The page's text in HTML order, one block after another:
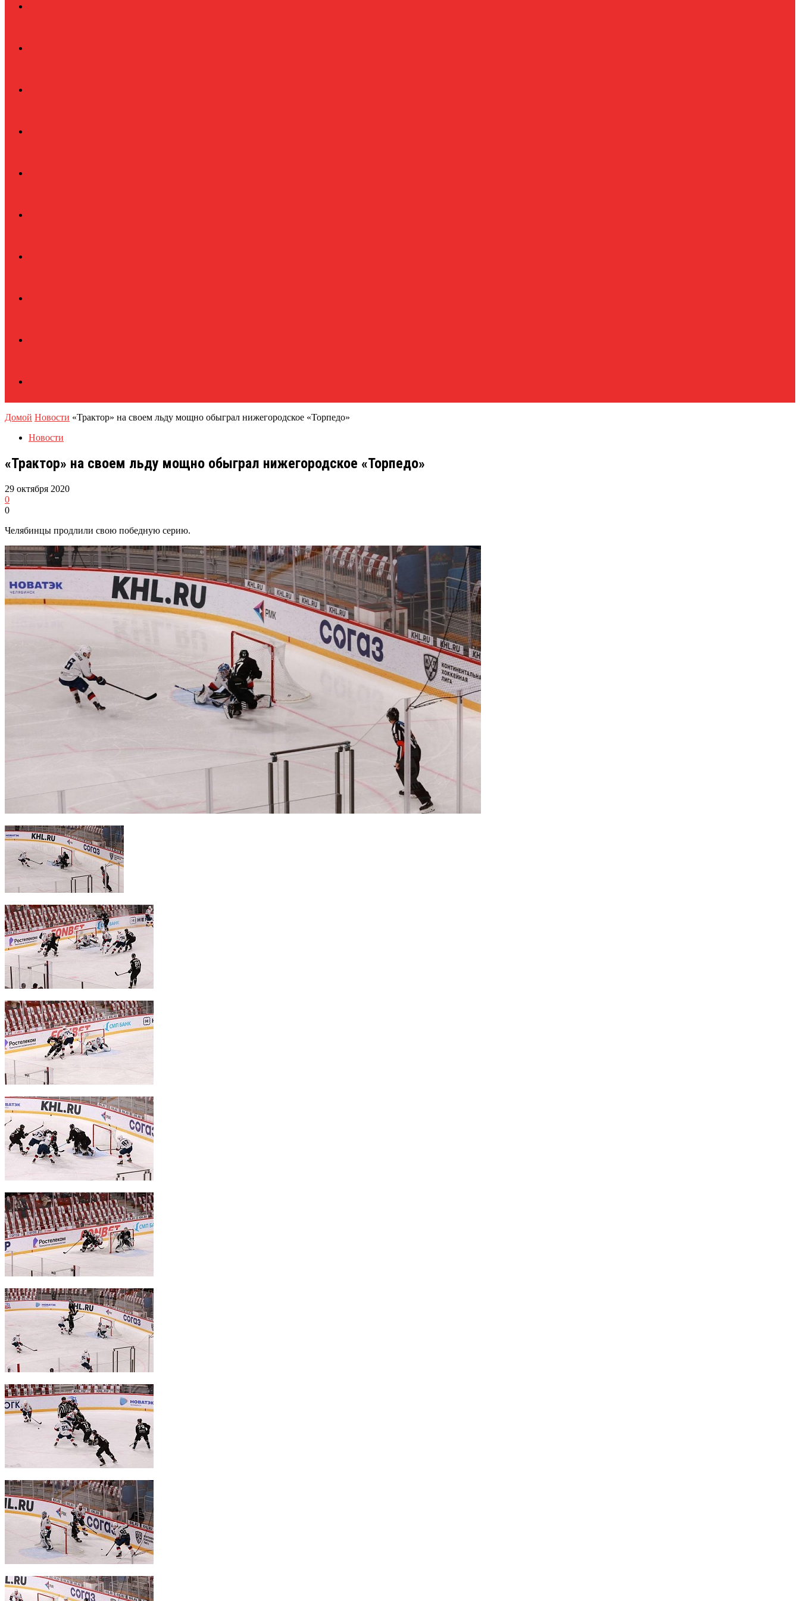
Домой Новости «Трактор» на своем льду мощно обыграл нижегородское «Торпедо»
Новости
«Трактор» на своем льду мощно обыграл нижегородское «Торпедо»
29 октября 2020
0
0
Челябинцы продлили свою победную серию.